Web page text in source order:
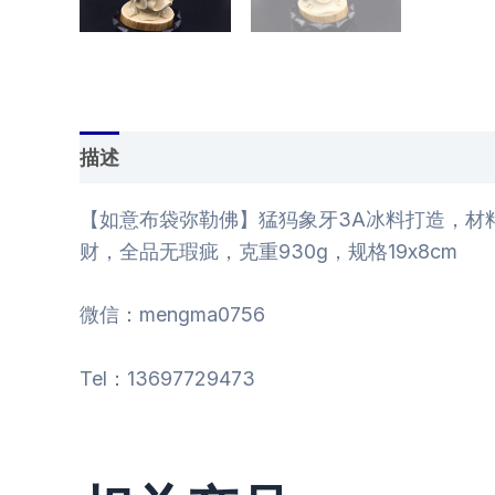
描述
【如意布袋弥勒佛】猛犸象牙3A冰料打造，
财，全品无瑕疵，克重930g，规格19x8cm
微信：mengma0756
Tel：13697729473